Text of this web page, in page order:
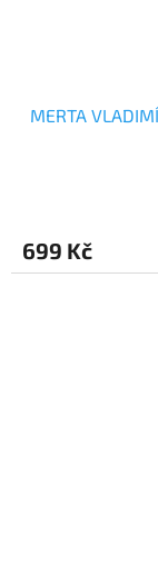
MERTA
699 Kč